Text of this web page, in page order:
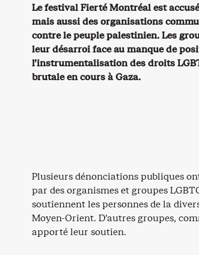
Le festival Fierté Montréal est
mais aussi des organisations
contre le peuple palestinien. Les
leur désarroi face au manque de
l’instrumentalisation des droits
brutale en cours à Gaza.
Plusieurs dénonciations publiques
par des organismes et groupes
soutiennent les personnes de la
Moyen-Orient. D’autres groupes,
apporté leur soutien.